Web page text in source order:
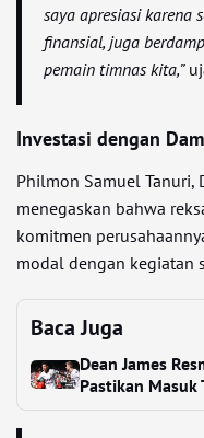
saya apresiasi karena
finansial, juga
pemain timnas kita,”
Investasi dengan
Philmon Samuel Tanuri,
menegaskan bahwa
komitmen
modal dengan kegiatan
Baca Juga
Dean James
Pastikan